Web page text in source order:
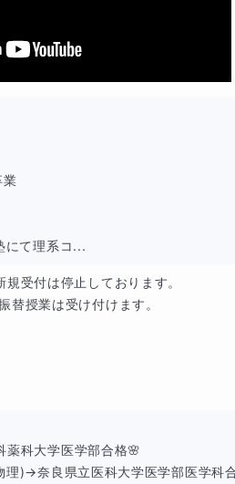
て
、
礎から丁寧にわかりやすく
くときのコツもお伝えします！
とや、毎回の宿題をきっちりと
でどれだけ勉強できるかが勝負で
業
にて理系コ...
受付は停止しております。
替授業は受け付けます。
科大学医学部合格🌸
)→奈良県立医科大学医学部医学科